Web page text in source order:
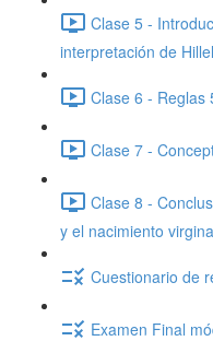
Clase 5 -
interpretación de
Clase 6 - Reglas
Clase 7 -
Clase 8 -
y el nacimiento
Cuestionario de
Examen Final